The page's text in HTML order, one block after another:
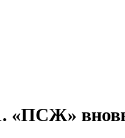
«ПСЖ»